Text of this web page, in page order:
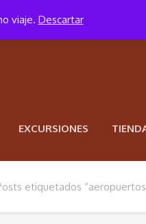
EXCURSIONES
etiquetados
viaje. Descartar